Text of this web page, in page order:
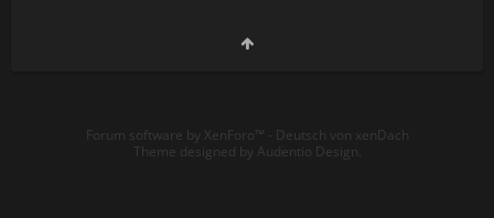
Forum software by XenForo™ - Deutsch von xenDach
Theme designed by Audentio Design.